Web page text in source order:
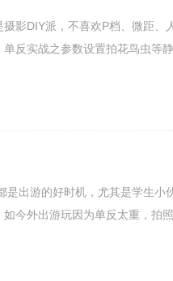
影DIY派，不喜欢P档、微距、
反实战之参数设置拍花鸟虫等静
是出游的好时机，尤其是学生小
今外出游玩因为单反太重，拍照